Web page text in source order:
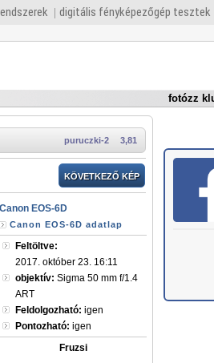
digitális fényképezőgép tesztek
fotózz
3,81
puruczki-2
KÖVETKEZŐ KÉP
Canon EOS-6D
Canon EOS-6D adatlap
Feltöltve:
2017. október 23. 16:11
objektív: Sigma 50 mm f/1.4
ART
Feldolgozható: igen
Pontozható: igen
Fruzsi